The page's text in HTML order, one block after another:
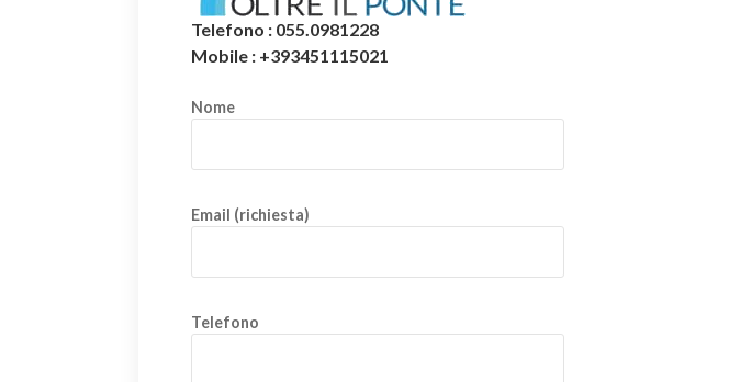
Telefono : 055.0981228
Mobile : +393451115021
Nome
Email (richiesta)
Telefono